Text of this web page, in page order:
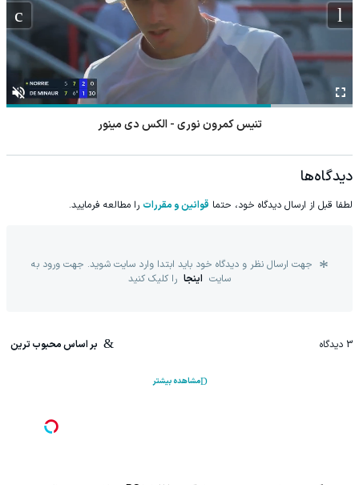
تنیس کمرون نوری - الکس دی مینور
دیدگاه‌ها
لطفا قبل از ارسال دیدگاه خود، حتما قوانین و مقررات را مطالعه فرمایید.
جهت ارسال نظر و دیدگاه خود باید ابتدا وارد سایت شوید. جهت ورود به
سایت اینجا را کلیک کنید
3 دیدگاه بر اساس محبوب ترین
مشاهده بیشتر